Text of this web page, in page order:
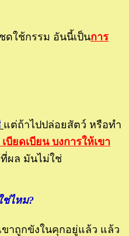
ดใช้กรรม อันนี้เป็นการ
ต่ถ้าไปปล่อยสัตว์ หรือทำ
บียดเบียน บงการให้เขา
ผล มันไม่ใช่
ช่ไหม?
ขาถูกขังในคุกอยู่แล้ว แล้ว